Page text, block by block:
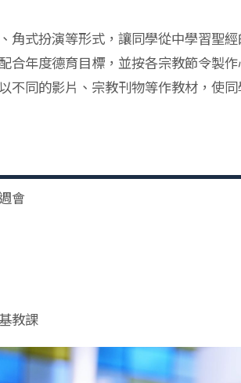
角式扮演等形式，讓同學從中學習聖經
合年度德育目標，並按各宗教節令製
不同的影片、宗教刊物等作教材，使
會
教課